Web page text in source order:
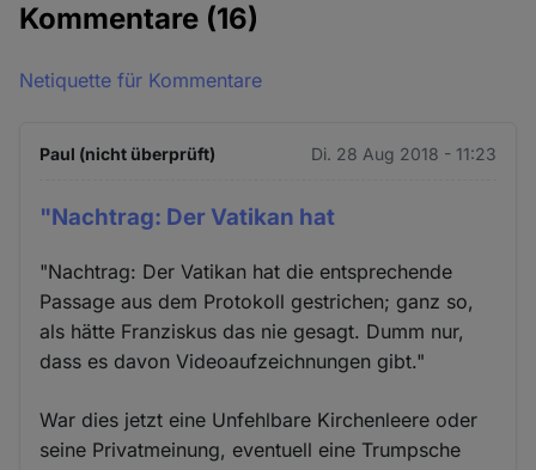
Kommentare (16)
Netiquette für Kommentare
Paul (nicht überprüft) Di. 28 Aug 2018 - 11:23
"Nachtrag: Der Vatikan hat
"Nachtrag: Der Vatikan hat die entsprechende
Passage aus dem Protokoll gestrichen; ganz so,
als hätte Franziskus das nie gesagt. Dumm nur,
dass es davon Videoaufzeichnungen gibt."
War dies jetzt eine Unfehlbare Kirchenleere oder
seine Privatmeinung, eventuell eine Trumpsche